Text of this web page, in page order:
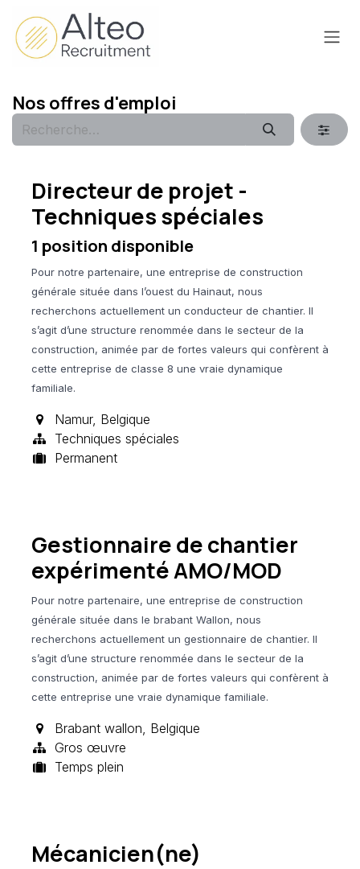
Se rendre au contenu
Nos offres d'emploi
Directeur de projet -
Techniques spéciales
1 position disponible
Pour notre partenaire, une entreprise de construction
générale située dans l’ouest du Hainaut, nous
recherchons actuellement un conducteur de chantier. Il
s’agit d’une structure renommée dans le secteur de la
construction, animée par de fortes valeurs qui confèrent à
cette entreprise de classe 8 une vraie dynamique
familiale.
Namur, Belgique
Techniques spéciales
Permanent
Gestionnaire de chantier
expérimenté AMO/MOD
Pour notre partenaire, une entreprise de construction
générale située dans le brabant Wallon, nous
recherchons actuellement un gestionnaire de chantier. Il
s’agit d’une structure renommée dans le secteur de la
construction, animée par de fortes valeurs qui confèrent à
cette entreprise une vraie dynamique familiale.
Brabant wallon, Belgique
Gros œuvre
Temps plein
Mécanicien(ne)